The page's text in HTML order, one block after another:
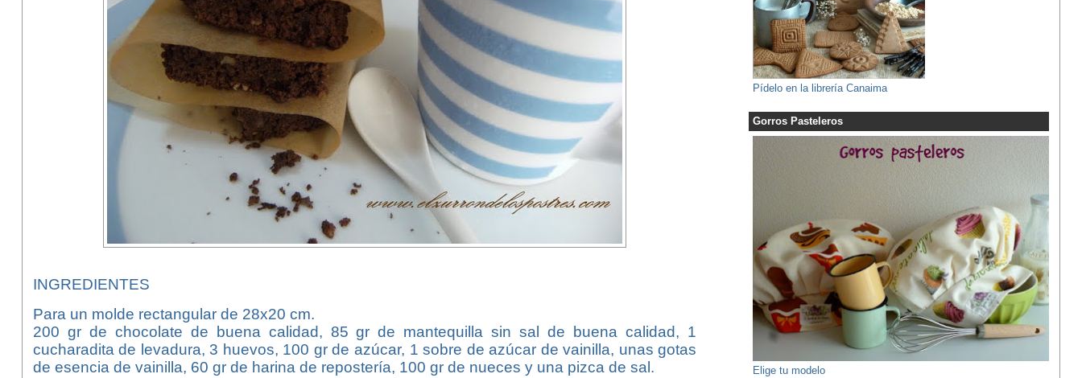
INGREDIENTES
Para un molde rectangular de 28x20 cm.
200 gr de chocolate de buena calidad, 85 gr de mantequilla sin sal de buena calidad, 1
cucharadita de levadura, 3 huevos, 100 gr de azúcar, 1 sobre de azúcar de vainilla, unas gotas
de esencia de vainilla, 60 gr de harina de repostería, 100 gr de nueces y una pizca de sal.
Pídelo en la librería Canaima
Gorros Pasteleros
Elige tu modelo